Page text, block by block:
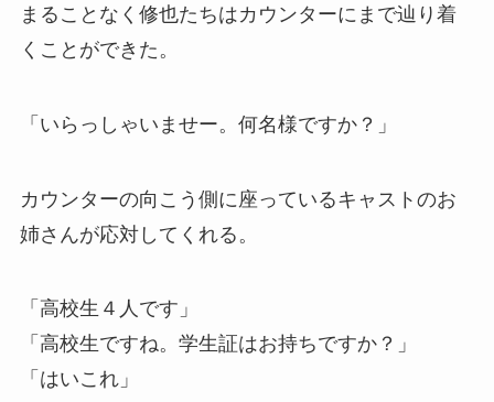
まることなく修也たちはカウンターにまで辿り着
くことができた。
「いらっしゃいませー。何名様ですか？」
カウンターの向こう側に座っているキャストのお
姉さんが応対してくれる。
「高校生４人です」
「高校生ですね。学生証はお持ちですか？」
「はいこれ」